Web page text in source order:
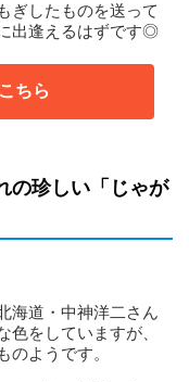
ぎしたものを送って
出逢えるはずです◎
ちら
の珍しい「じゃが
海道・中神洋二さん
をしていますが、
のようです。